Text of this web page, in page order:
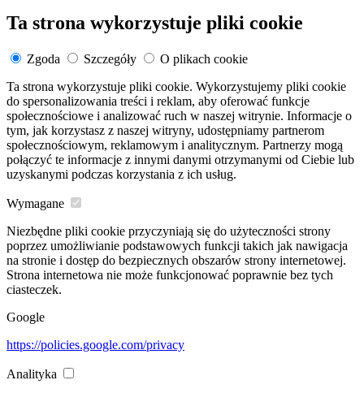
Ta strona wykorzystuje pliki cookie
Zgoda Szczegóły
O plikach cookie
Ta strona wykorzystuje pliki cookie. Wykorzystujemy pliki cookie
do spersonalizowania treści i reklam, aby oferować funkcje
społecznościowe i analizować ruch w naszej witrynie. Informacje o
tym, jak korzystasz z naszej witryny, udostępniamy partnerom
społecznościowym, reklamowym i analitycznym. Partnerzy mogą
połączyć te informacje z innymi danymi otrzymanymi od Ciebie lub
uzyskanymi podczas korzystania z ich usług.
Wymagane
Niezbędne pliki cookie przyczyniają się do użyteczności strony
poprzez umożliwianie podstawowych funkcji takich jak nawigacja
na stronie i dostęp do bezpiecznych obszarów strony internetowej.
Strona internetowa nie może funkcjonować poprawnie bez tych
ciasteczek.
Google
https://policies.google.com/privacy
Analityka